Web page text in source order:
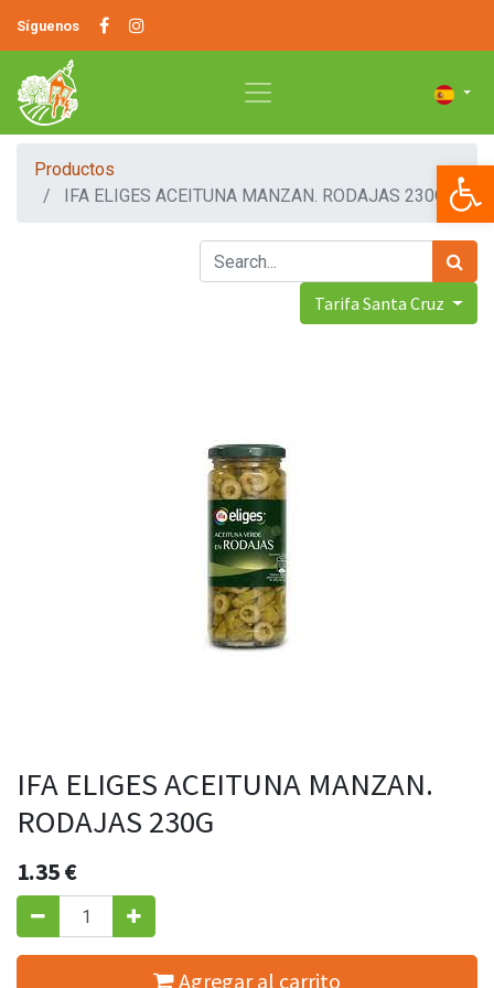
Síguenos
Productos
IFA ELIGES ACEITUNA MANZAN. RODAJAS 230G
Tarifa Santa Cruz
IFA ELIGES ACEITUNA MANZAN.
RODAJAS 230G
1.35€
Agregar al carrito